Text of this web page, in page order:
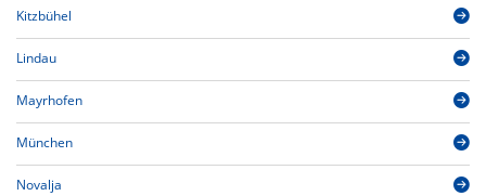
Kitzbühel
Lindau
Mayrhofen
München
Novalja